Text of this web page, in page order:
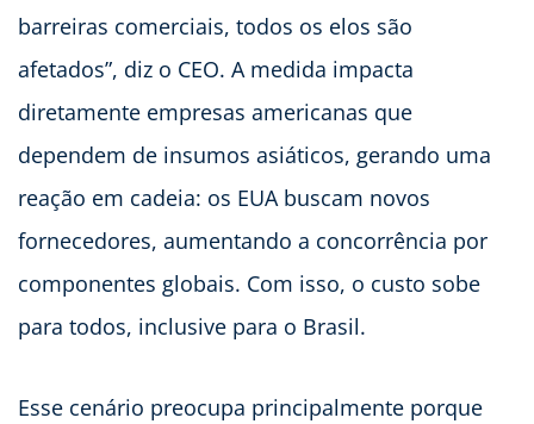
barreiras comerciais, todos os elos são
afetados”, diz o CEO. A medida impacta
diretamente empresas americanas que
dependem de insumos asiáticos, gerando uma
reação em cadeia: os EUA buscam novos
fornecedores, aumentando a concorrência por
componentes globais. Com isso, o custo sobe
para todos, inclusive para o Brasil.
Esse cenário preocupa principalmente porque